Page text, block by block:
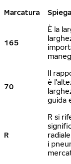
Marcatura
165
È la
70
Il
è
guida
R
R si
i